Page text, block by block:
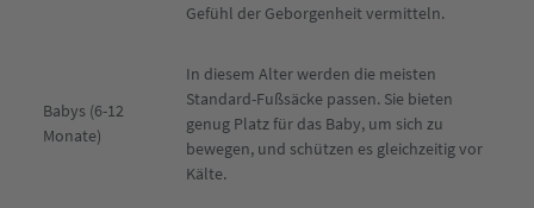
Gefühl der Geborgenheit vermitteln.
Babys (6-12
Monate)
In diesem Alter werden die meisten
Standard-Fußsäcke passen. Sie bieten
genug Platz für das Baby, um sich zu
bewegen, und schützen es gleichzeitig vor
Kälte.